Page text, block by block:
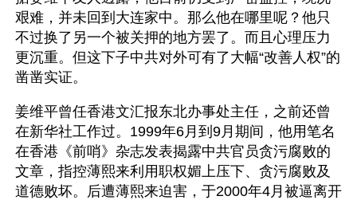
艰难，并未回到大连家中。那么他在哪里呢？他只
不过换了另一个被关押的地方罢了。而且心理压力
更沉重。但这下子中共对外可有了大幅“改善人权”的
凿凿实证。
姜维平曾任香港文汇报东北办事处主任，之前还曾
在新华社工作过。1999年6月到9月期间，他用笔名
在香港《前哨》杂志发表揭露中共官员贪污腐败的
文章，指控薄熙来利用职权媚上压下、贪污腐败及
道德败坏。后遭薄熙来迫害，于2000年4月被逼离开